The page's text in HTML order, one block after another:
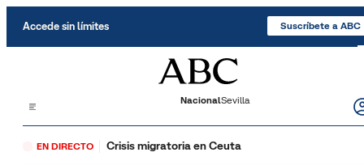
Accede sin límites Suscríbete a ABC
NacionalSevilla
EN DIRECTO Crisis migratoria en Ceuta